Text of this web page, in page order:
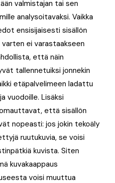
valmistajan tai sen
analysoitavaksi. Vaikka
ensisijaisesti sisällön
ei varastaakseen
että näin
tallennetuiksi jonnekin
etäpalvelimeen ladattu
vuodoille. Lisäksi
että sisällön
nopeasti: jos jokin tekoäly
ruutukuvia, se voisi
kuvista. Siten
kuvakaappaus
voisi muuttua